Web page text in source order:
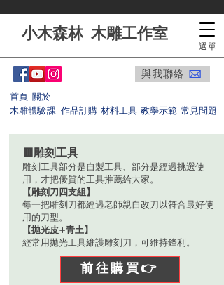
​小木森林 木雕工作室
選單
與我聯絡
​木雕體驗課 ​作品訂購 ​材料工具
​關於
​教學示範 ​常見問題
​首頁
🟥雕刻工具
雕刻工具部分是自製工具、部分是經過挑選使
用，才把優質的工具推薦給大家。​
【雕刻刀四支組】
每一把雕刻刀都經過老師親自改刀以符合最好使
用的刀型。
【拋光皮+青土】
經常用拋光工具維護雕刻刀，可維持鋒利。
前往購買👉